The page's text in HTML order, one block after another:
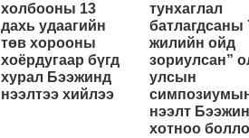
холбооны 13
дахь удаагийн
төв хорооны
хоёрдугаар бүгд
хурал Бээжинд
нээлтээ хийлээ
тунхаглал
батлагдсаны
жилийн ойд
зориулсан”
улсын
нээлт Бээжин
хотноо